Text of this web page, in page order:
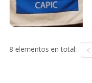
8 elementos en total: